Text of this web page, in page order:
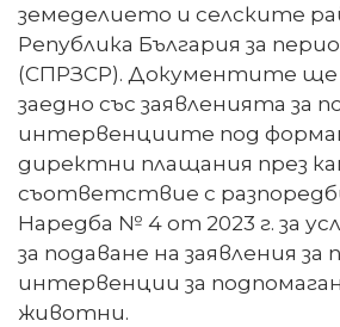
земеделието и селските
Република България за
(СПРЗСР). Документите ще
заедно със заявленията за
интервенциите под
директни плащания през
съответствие с
Наредба № 4 от 2023 г. за
за подаване на заявления за
интервенции за
животни.